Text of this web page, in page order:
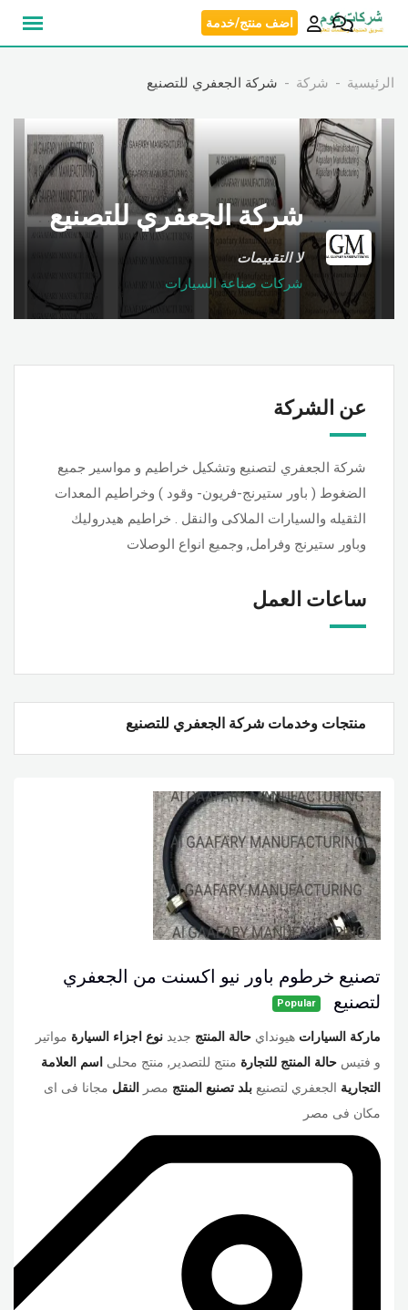
انتقل
اضف منتج/خدمة
الرئيسية شركة شركة الجعفري للتصنيع
شركة الجعفري للتصنيع
لا التقييمات
شركات صناعة السيارات
عن الشركة
شركة الجعفري لتصنيع وتشكيل خراطيم و مواسير جميع
الضغوط ( باور ستيرنج-فريون- وقود ) وخراطيم المعدات
الثقيله والسيارات الملاكى والنقل . خراطيم هيدروليك
وباور ستيرنج وفرامل, وجميع انواع الوصلات
ساعات العمل
منتجات وخدمات شركة الجعفري للتصنيع
تصنيع خرطوم باور نيو اكسنت من الجعفري
لتصنيع
Popular
ماركة السيارات هيونداي حالة المنتج جديد نوع اجزاء السيارة مواتير
و فتيس حالة المنتج للتجارة منتج للتصدير, منتج محلى اسم العلامة
التجارية الجعفري لتصنيع بلد تصنبع المنتج مصر النقل مجانا فى اى
مكان فى مصر